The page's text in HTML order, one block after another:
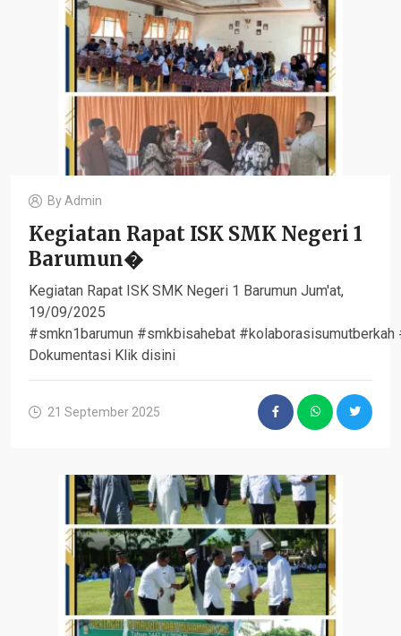
ByAdmin
Kegiatan Rapat ISK SMK Negeri 1
Barumun�
Kegiatan Rapat ISK SMK Negeri 1 Barumun Jum'at,
19/09/2025
#smkn1barumun #smkbisahebat
Dokumentasi Klik disini
21 September 2025